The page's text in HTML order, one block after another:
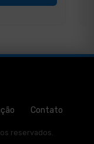
Contato
reservados.